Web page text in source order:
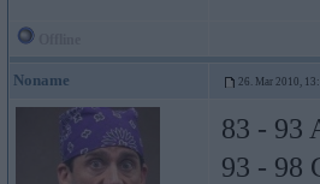
Noname 26. Mar 2010,
83 - 93
93 - 98